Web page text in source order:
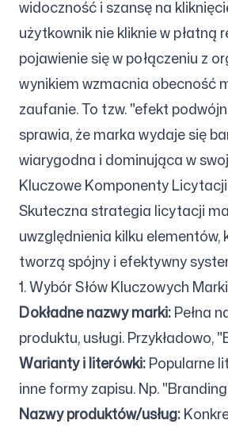
widoczność i szansę na
użytkownik nie kliknie w płatną
pojawienie się w połączeniu z
wynikiem wzmacnia obecność
zaufanie. To tzw. "efekt
sprawia, że marka wydaje się
wiarygodna i dominująca w
Kluczowe Komponenty
Skuteczna strategia licytacji
uwzględnienia kilku elementów,
tworzą spójny i efektywny
1. Wybór Słów Kluczowych Marki
Dokładne nazwy marki:Pełna
produktu, usługi. Przykładowo,
Warianty i literówki:Popularne
inne formy zapisu. Np.
Nazwy produktów/usług: